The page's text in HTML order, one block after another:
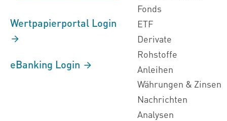
Wertpapierportal Login
eBanking Login
Fonds
ETF
Derivate
Rohstoffe
Anleihen
Währungen & Zinsen
Nachrichten
Analysen